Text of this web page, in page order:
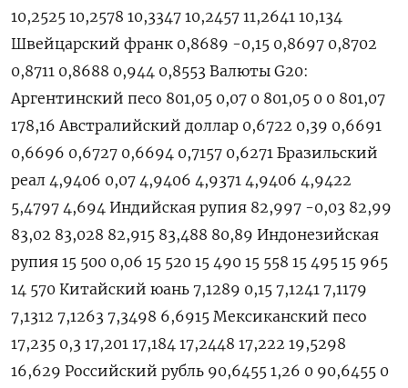
10,2525 10,2578 10,3347 10,2457 11,2641 10,134
Швейцарский франк 0,8689 -0,15 0,8697 0,8702
0,8711 0,8688 0,944 0,8553 Валюты G20:
Аргентинский песо 801,05 0,07 0 801,05 0 0 801,07
178,16 Австралийский доллар 0,6722 0,39 0,6691
0,6696 0,6727 0,6694 0,7157 0,6271 Бразильский
реал 4,9406 0,07 4,9406 4,9371 4,9406 4,9422
5,4797 4,694 Индийская рупия 82,997 -0,03 82,99
83,02 83,028 82,915 83,488 80,89 Индонезийская
рупия 15 500 0,06 15 520 15 490 15 558 15 495 15 965
14 570 Китайский юань 7,1289 0,15 7,1241 7,1179
7,1312 7,1263 7,3498 6,6915 Мексиканский песо
17,235 0,3 17,201 17,184 17,2448 17,222 19,5298
16,629 Российский рубль 90,6455 1,26 0 90,6455 0